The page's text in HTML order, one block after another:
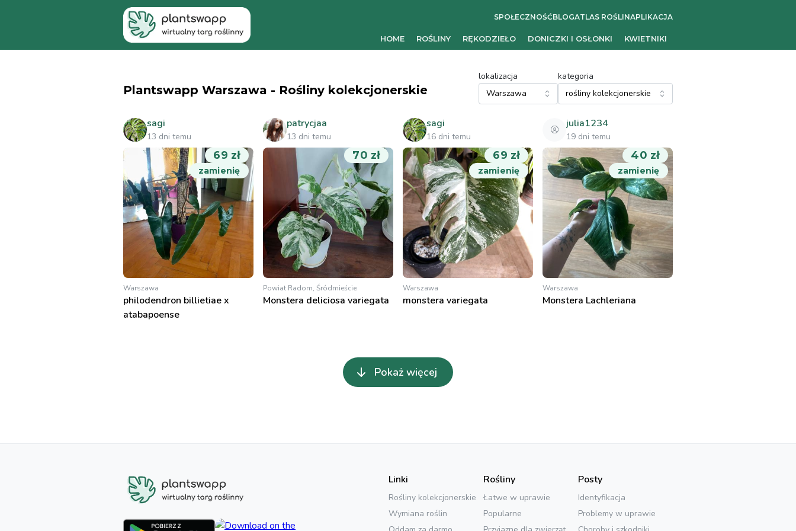
SPOŁECZNOŚĆBLOGATLAS ROŚLINAPLIKACJA
HOME ROŚLINY RĘKODZIEŁO DONICZKI I OSŁONKI KWIETNIKI
Plantswapp Warszawa - Rośliny kolekcjonerskie
lokalizacja kategoria
sagi
13 dni temu
69 zł
zamienię
Warszawa
philodendron billietiae x
atabapoense
patrycjaa
13 dni temu
70 zł
Powiat Radom, Śródmieście
Monstera deliciosa variegata
sagi
16 dni temu
69 zł
zamienię
Warszawa
monstera variegata
julia1234
19 dni temu
40 zł
zamienię
Warszawa
Monstera Lachleriana
Pokaż więcej
Linki
Rośliny kolekcjonerskie
Wymiana roślin
Rośliny
Łatwe w uprawie
Popularne
Posty
Identyfikacja
Problemy w uprawie